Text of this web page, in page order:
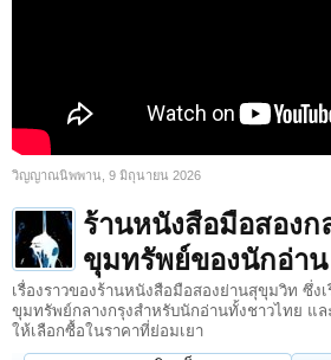
วิญญาณนิพพาน 9 มิถุนายน 2026
ร้านหนังสือมือสองก
ขุมทรัพย์ของนักอ่า
เรื่องราวของร้านหนังสือมือสองย่านสุขุมวิท ซึ่ง
ขุมทรัพย์กลางกรุงสำหรับนักอ่านทั้งชาวไทย แ
ให้เลือกซื้อในราคาที่ย่อมเยา